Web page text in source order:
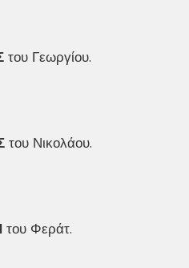
του Γεωργίου.
του Νικολάου.
του Φεράτ.